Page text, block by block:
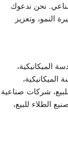
نحن ندعوك
النمو، وتعزيز
الميكانيكية،
الميكانيكية،
شركات صناعية
الطلاء للبيع،